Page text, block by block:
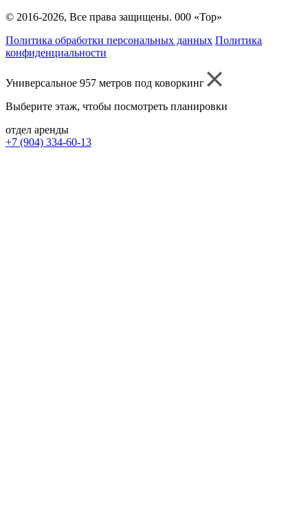
© 2016-2026, Все права защищены. 000 «Тор»
Политика обработки персональных данных Политика
конфиденциальности
Универсальное 957 метров под коворкинг
Выберите этаж, чтобы посмотреть планировки
отдел аренды
+7 (904) 334-60-13